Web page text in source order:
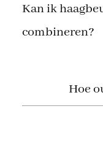
Kan ik
combineren?
Hoe